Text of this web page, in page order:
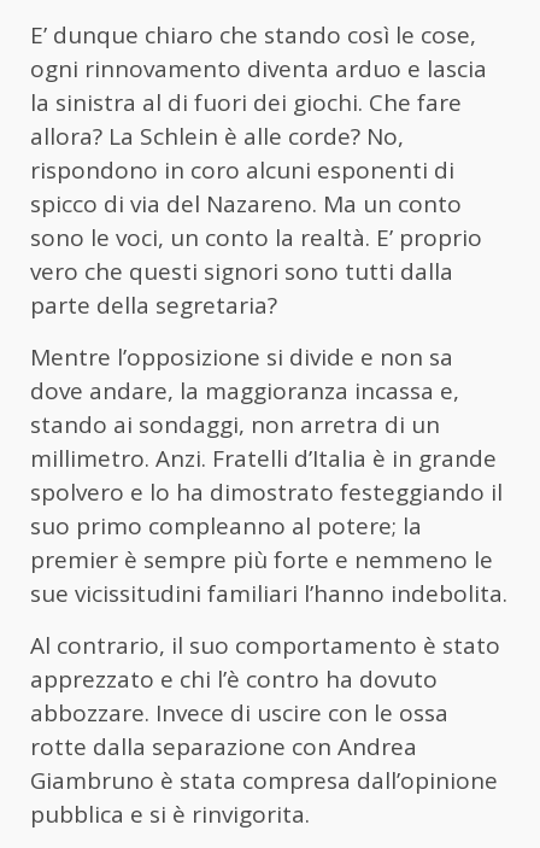
E’ dunque chiaro che stando così le cose,
ogni rinnovamento diventa arduo e lascia
la sinistra al di fuori dei giochi. Che fare
allora? La Schlein è alle corde? No,
rispondono in coro alcuni esponenti di
spicco di via del Nazareno. Ma un conto
sono le voci, un conto la realtà. E’ proprio
vero che questi signori sono tutti dalla
parte della segretaria?
Mentre l’opposizione si divide e non sa
dove andare, la maggioranza incassa e,
stando ai sondaggi, non arretra di un
millimetro. Anzi. Fratelli d’Italia è in grande
spolvero e lo ha dimostrato festeggiando il
suo primo compleanno al potere; la
premier è sempre più forte e nemmeno le
sue vicissitudini familiari l’hanno indebolita.
Al contrario, il suo comportamento è stato
apprezzato e chi l’è contro ha dovuto
abbozzare. Invece di uscire con le ossa
rotte dalla separazione con Andrea
Giambruno è stata compresa dall’opinione
pubblica e si è rinvigorita.